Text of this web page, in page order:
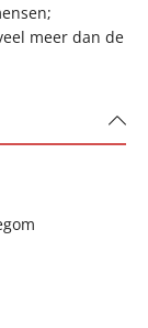
meer dan de